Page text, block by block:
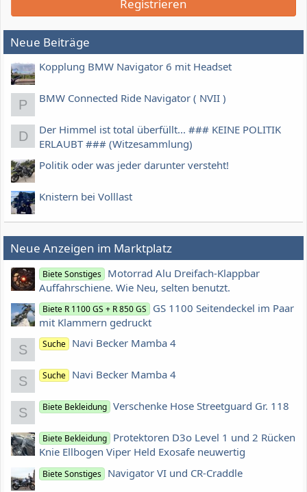
Registrieren
Neue Beiträge
Kopplung BMW Navigator 6 mit Headset
P BMW Connected Ride Navigator ( NVII )
D
Der Himmel ist total überfüllt... ### KEINE POLITIK
ERLAUBT ### (Witzesammlung)
Politik oder was jeder darunter versteht!
Knistern bei Volllast
Neue Anzeigen im Marktplatz
Biete Sonstiges Motorrad Alu Dreifach-Klappbar
Auffahrschiene. Wie Neu, selten benutzt.
Biete R 1100 GS + R 850 GS
GS 1100 Seitendeckel im Paar
mit Klammern gedruckt
S Suche Navi Becker Mamba 4
S Suche Navi Becker Mamba 4
S Biete Bekleidung Verschenke Hose Streetguard Gr. 118
Biete Bekleidung Protektoren D3o Level 1 und 2 Rücken
Knie Ellbogen Viper Held Exosafe neuwertig
Biete Sonstiges Navigator VI und CR-Craddle